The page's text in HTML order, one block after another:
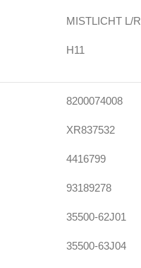
MISTLICHT L/R
H11
8200074008
XR837532
4416799
93189278
35500-62J01
35500-63J04